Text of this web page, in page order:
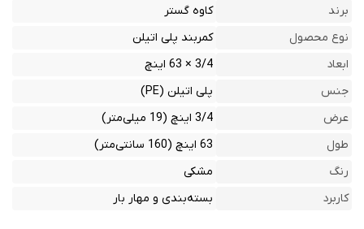
برند
کاوه گستر
نوع محصول
کمربند پلی اتیلن
ابعاد
3/4 × 63 اینچ
جنس
پلی اتیلن (PE)
عرض
3/4 اینچ (19 میلی‌متر)
طول
63 اینچ (160 سانتی‌متر)
رنگ
مشکی
کاربرد
بسته‌بندی و مهار بار